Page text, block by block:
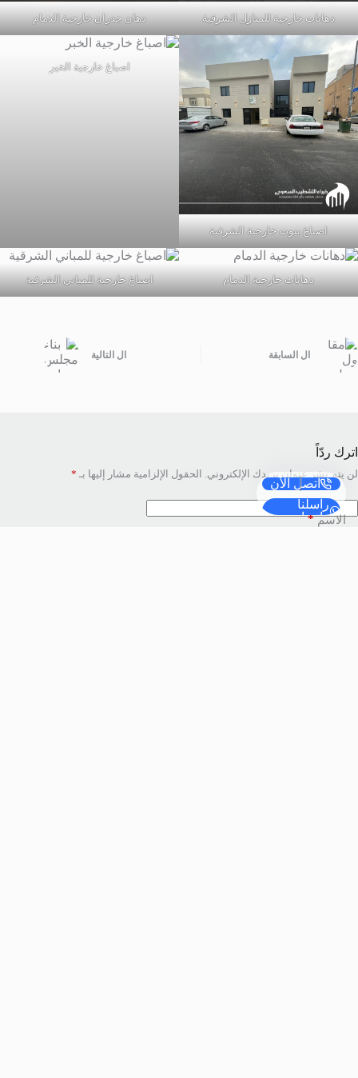
دهانات خارجية للمنازل الشرقية دهان جدران خارجية الدمام
اصباغ بيوت خارجية الشرقية
اصباغ خارجية الخبر
دهانات خارجية الدمام اصباغ خارجية للمباني الشرقية
ال السابقة ال التالية
اترك ردّاً
لن يتم نشر عنوان بريدك الإلكتروني. الحقول الإلزامية مشار إليها بـ *
الاسم*
اتصل الأن
راسلنا
واتساب